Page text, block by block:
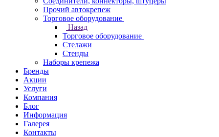
Прочий автокрепеж
Торговое оборудование
Назад
Торговое оборудование
Стелажи
Стенды
Наборы крепежа
Бренды
Акции
Услуги
Компания
Блог
Информация
Галерея
Контакты